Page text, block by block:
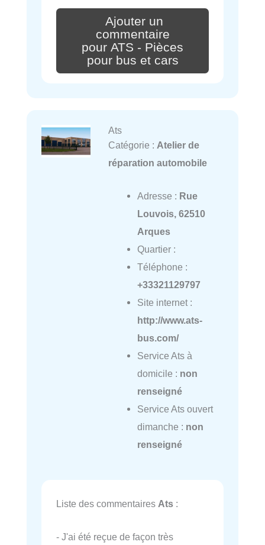
Ajouter un
commentaire
pour ATS - Pièces
pour bus et cars
Ats
Catégorie : Atelier de
réparation automobile
Adresse : Rue
Louvois, 62510
Arques
Quartier :
Téléphone :
+33321129797
Site internet :
http://www.ats-
bus.com/
Service Ats à
domicile : non
renseigné
Service Ats ouvert
dimanche : non
renseigné
Liste des commentaires Ats :
- J'ai été reçue de façon très